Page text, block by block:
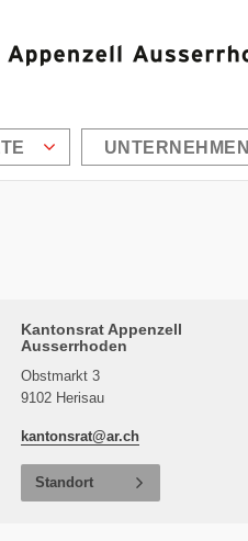
UNTERNEHMEN
Kantonsrat Appenzell
Ausserrhoden
Obstmarkt 3
9102 Herisau
kantonsrat@ar.ch
Standort